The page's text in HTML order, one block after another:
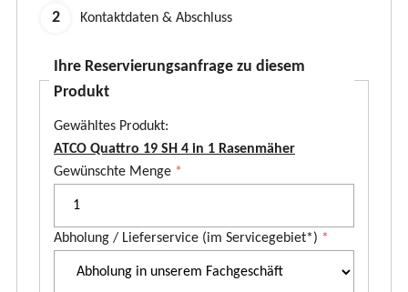
Kontaktdaten & Abschluss
Ihre Reservierungsanfrage zu diesem
Produkt
Gewähltes Produkt:
ATCO Quattro 19 SH 4 in 1 Rasenmäher
P
d
Gewünschte Menge *
Abholung / Lieferservice (im Servicegebiet*) *